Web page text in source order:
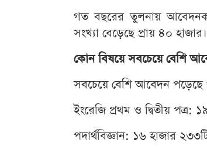
গত বছরের তুলনায়
সংখ্যা বেড়েছে প্রায় ৪০ হাজার।
কোন বিষয়ে সবচেয়ে বেশি
সবচেয়ে বেশি আবেদন
ইংরেজি প্রথম ও দ্বিতীয় পত্র:
পদার্থবিজ্ঞান: ১৬ হাজার